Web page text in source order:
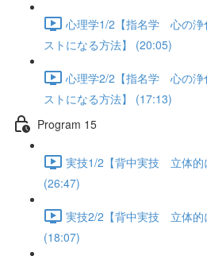
心理学1/2【指名学 心の
ストになる方法】 (20:05)
心理学2/2【指名学 心の
ストになる方法】 (17:13)
Program 15
実技1/2【背中実技 立体的
(26:47)
実技2/2【背中実技 立体的
(18:07)